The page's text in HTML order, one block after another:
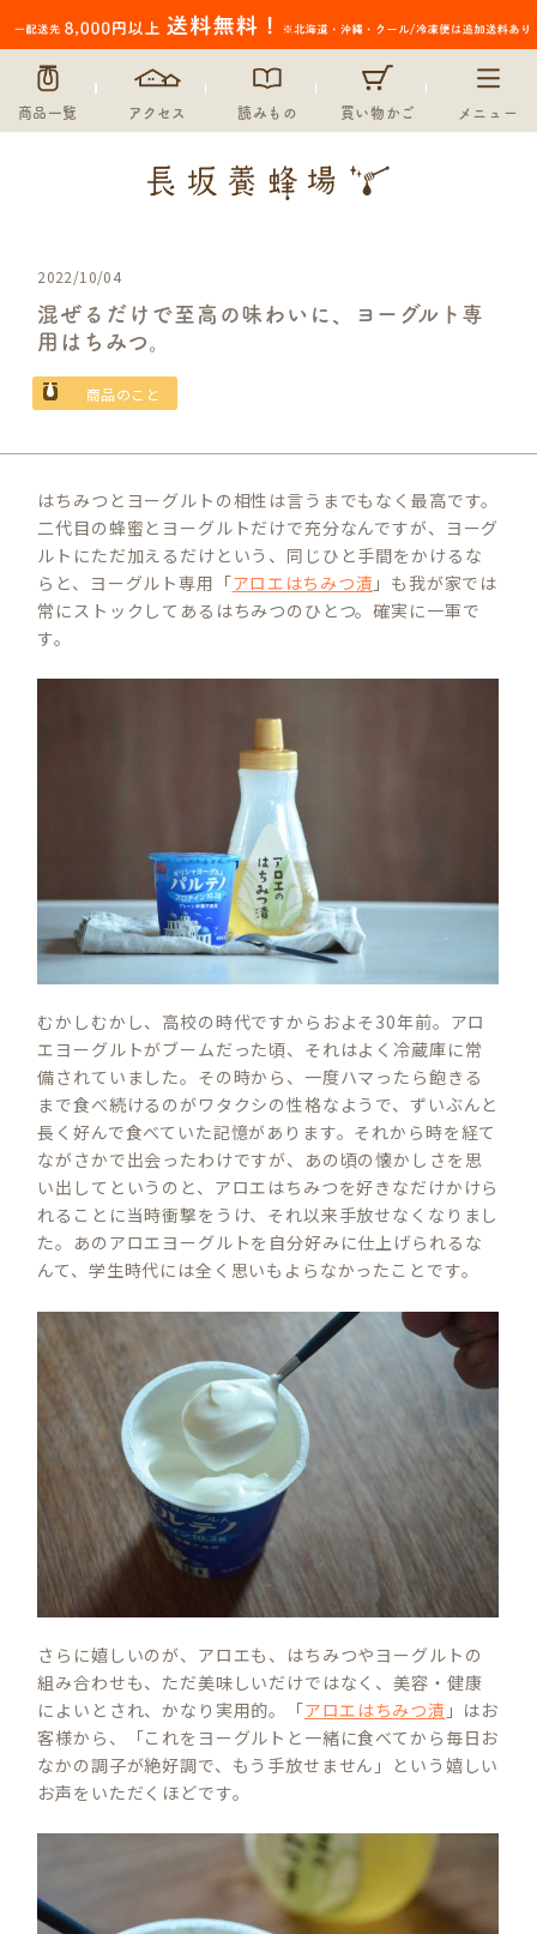
商品一覧 アクセス 読みもの 買い物かご メニュー
2022/10/04
混ぜるだけで至高の味わいに、ヨーグルト専
用はちみつ。
商品のこと
はちみつとヨーグルトの相性は言うまでもなく最高です。
二代目の蜂蜜とヨーグルトだけで充分なんですが、ヨーグ
ルトにただ加えるだけという、同じひと手間をかけるな
らと、ヨーグルト専用「アロエはちみつ漬 」も我が家では
常にストックしてあるはちみつのひとつ。確実に一軍で
す。
むかしむかし、高校の時代ですからおよそ30年前。アロ
エヨーグルトがブームだった頃、それはよく冷蔵庫に常
備されていました。その時から、一度ハマったら飽きる
まで食べ続けるのがワタクシの性格なようで、ずいぶんと
長く好んで食べていた記憶があります。それから時を経て
ながさかで出会ったわけですが、あの頃の懐かしさを思
い出してというのと、アロエはちみつを好きなだけかけら
れることに当時衝撃をうけ、それ以来手放せなくなりまし
た。あのアロエヨーグルトを自分好みに仕上げられるな
んて、学生時代には全く思いもよらなかったことです。
さらに嬉しいのが、アロエも、はちみつやヨーグルトの
組み合わせも、ただ美味しいだけではなく、美容・健康
によいとされ、かなり実用的。「アロエはちみつ漬 」はお
客様から、「これをヨーグルトと一緒に食べてから毎日お
なかの調子が絶好調で、もう手放せません」という嬉しい
お声をいただくほどです。